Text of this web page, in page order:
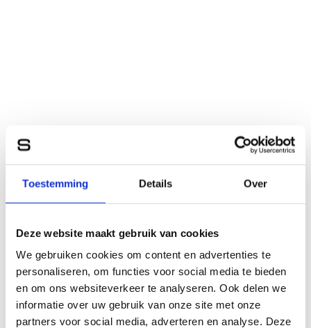
Toestemming Details Over
Deze website maakt gebruik van cookies
We gebruiken cookies om content en advertenties te
personaliseren, om functies voor social media te bieden
en om ons websiteverkeer te analyseren. Ook delen we
informatie over uw gebruik van onze site met onze
partners voor social media, adverteren en analyse. Deze